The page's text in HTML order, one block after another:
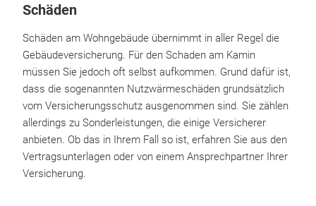
Schäden
Schäden am Wohngebäude übernimmt in aller Regel die
Gebäudeversicherung. Für den Schaden am Kamin
müssen Sie jedoch oft selbst aufkommen. Grund dafür ist,
dass die sogenannten Nutzwärmeschäden grundsätzlich
vom Versicherungsschutz ausgenommen sind. Sie zählen
allerdings zu Sonderleistungen, die einige Versicherer
anbieten. Ob das in Ihrem Fall so ist, erfahren Sie aus den
Vertragsunterlagen oder von einem Ansprechpartner Ihrer
Versicherung.